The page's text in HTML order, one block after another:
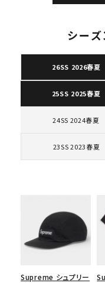
キーワードから探す
人気ワード
キャップ・ハット
ショルダー・
カテゴリーから探す
コラボレーションブ
並び順
価格から探す
シー
26SS 2026春夏
25SS 2025春夏
24SS 2024春夏
23SS 2023春夏
Supreme シュプリー